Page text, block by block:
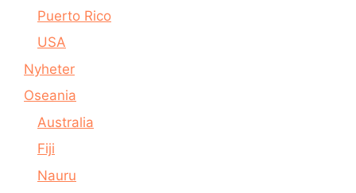
Puerto Rico
USA
Nyheter
Oseania
Australia
Fiji
Nauru